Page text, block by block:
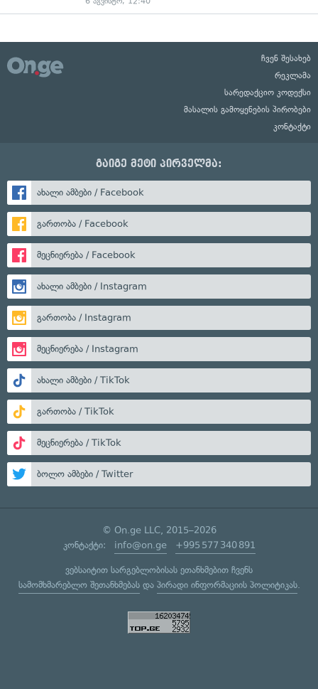
ჩვენ შესახებ
რეკლამა
სარედაქციო კოდექსი
მასალის გამოყენების პირობები
კონტაქტი
გაიგე მეტი პირველმა:
ახალი ამბები / Facebook
გართობა / Facebook
მეცნიერება / Facebook
ახალი ამბები / Instagram
გართობა / Instagram
მეცნიერება / Instagram
ახალი ამბები / TikTok
გართობა / TikTok
მეცნიერება / TikTok
ბოლო ამბები / Twitter
© On.ge LLC, 2015–2026
კონტაქტი: info@on.ge +995 577 340 891
ვებსაიტით სარგებლობისას ეთანხმებით ჩვენს
სამომხმარებლო შეთანხმებასდა პირადი ინფორმაციის პოლიტიკას.